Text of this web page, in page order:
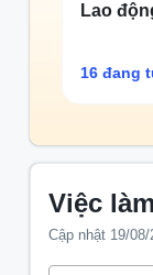
Lao
16 đang
Việc
Cập nhật 19/